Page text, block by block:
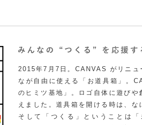
2015年7月7日。CANVAS がリニュ
なが自由に使える「お道具箱」。
のヒミツ基地」。ロゴ自体に遊び
えました。道具箱を開ける時は、
そして「つくる」ということは